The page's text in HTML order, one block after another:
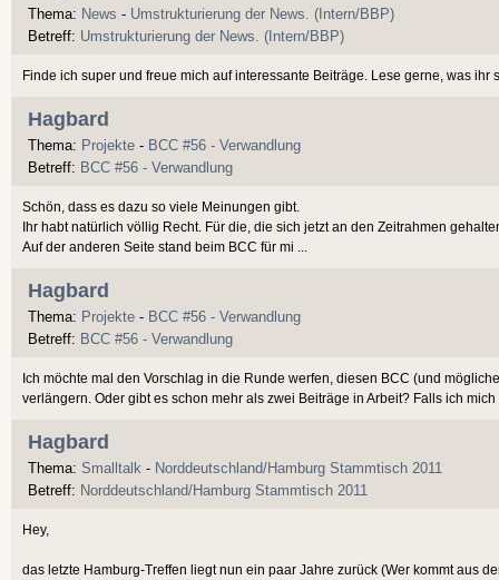
Thema: News - Umstrukturierung der News. (Intern/BBP)
Betreff: Umstrukturierung der News. (Intern/BBP)
Finde ich super und freue mich auf interessante Beiträge. Lese gerne, was ihr
Hagbard
Thema: Projekte - BCC #56 - Verwandlung
Betreff: BCC #56 - Verwandlung
Schön, dass es dazu so viele Meinungen gibt.
Ihr habt natürlich völlig Recht. Für die, die sich jetzt an den Zeitrahmen
Auf der anderen Seite stand beim BCC für mi ...
Hagbard
Thema: Projekte - BCC #56 - Verwandlung
Betreff: BCC #56 - Verwandlung
Ich möchte mal den Vorschlag in die Runde werfen, diesen BCC (und
verlängern. Oder gibt es schon mehr als zwei Beiträge in Arbeit? Falls ich mich
Hagbard
Thema: Smalltalk - Norddeutschland/Hamburg Stammtisch 2011
Betreff: Norddeutschland/Hamburg Stammtisch 2011
Hey,
das letzte Hamburg-Treffen liegt nun ein paar Jahre zurück (Wer kommt aus